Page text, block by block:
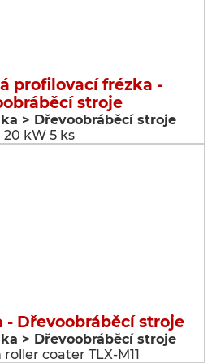
profilovací frézka -
stroje
> Dřevoobráběcí stroje
20 kW 5 ks
Dřevoobráběcí stroje
> Dřevoobráběcí stroje
coater TLX-M11